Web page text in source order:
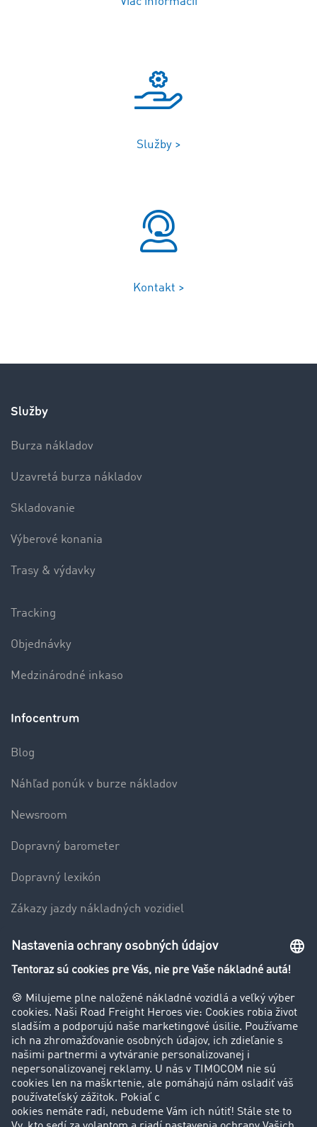
Služby >
Kontakt >
Služby
Burza nákladov
Uzavretá burza nákladov
Skladovanie
Výberové konania
Trasy & výdavky
Tracking
Objednávky
Medzinárodné inkaso
Infocentrum
Blog
Náhľad ponúk v burze nákladov
Newsroom
Dopravný barometer
Dopravný lexikón
Zákazy jazdy nákladných vozidiel
Firma
Príbehy zákazníkov
Zákazníci získavajú zákazníkov
Podpora